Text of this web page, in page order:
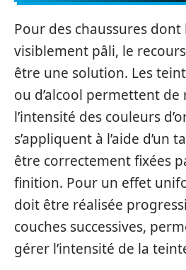
Pour des chaussures dont
visiblement pâli, le
être une solution. Les
ou d’alcool permettent
l’intensité des couleurs
s’appliquent à l’aide d’un
être correctement fixées
finition. Pour un effet
doit être réalisée
couches successives,
gérer l’intensité de la